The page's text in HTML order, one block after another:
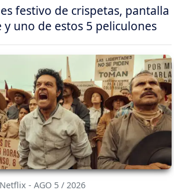
festivo de crispetas, pantalla
y uno de estos 5 peliculones
- AGO 5 / 2026